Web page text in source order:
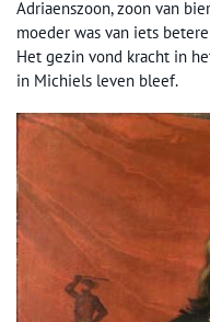
Adriaenszoon, zoon van
moeder was van iets
Het gezin vond kracht in
in Michiels leven bleef.